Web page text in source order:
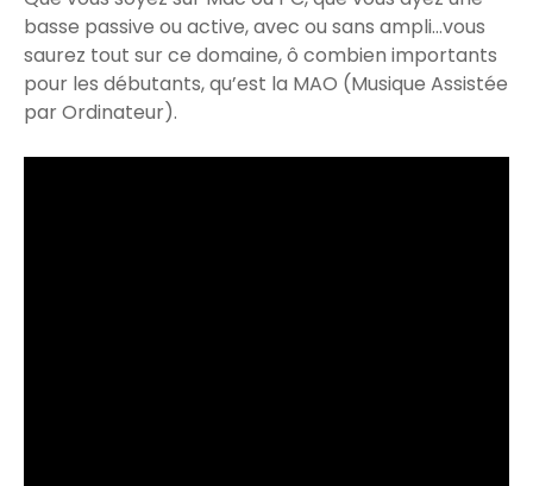
basse passive ou active, avec ou sans ampli…vous
saurez tout sur ce domaine, ô combien importants
pour les débutants, qu’est la MAO (Musique Assistée
par Ordinateur).